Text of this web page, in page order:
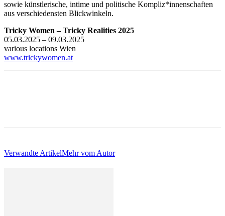
sowie künstlerische, intime und politische Kompliz*innenschaften
aus verschiedensten Blickwinkeln.
Tricky Women – Tricky Realities 2025
05.03.2025 – 09.03.2025
various locations Wien
www.trickywomen.at
Verwandte ArtikelMehr vom Autor